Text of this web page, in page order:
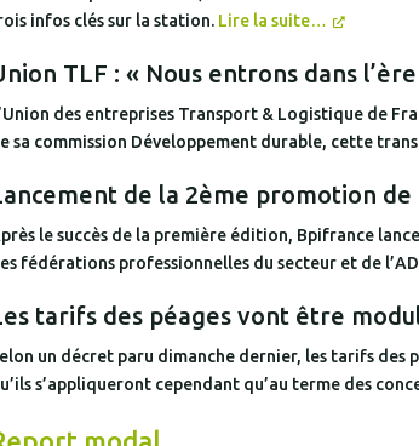
infos clés sur la station. Lire la suite…
TLF : « Nous entrons dans
des entreprises Transport & Logistique de
sa commission Développement durable, cette
de la 2ème promotion
le succès de la première édition, Bpifrance
fédérations professionnelles du secteur et de
tarifs des péages vont être
un décret paru dimanche dernier, les tarifs
s’appliqueront cependant qu’au terme des